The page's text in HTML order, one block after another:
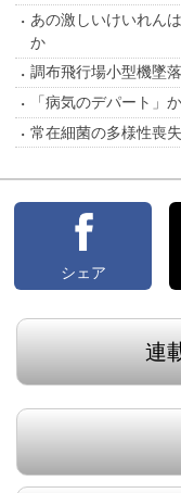
あの激しいけいれん
か
調布飛行場小型機墜
「病気のデパート」
常在細菌の多様性喪
シェア
連